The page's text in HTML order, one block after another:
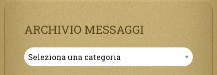
ARCHIVIO MESSAGGI
Archivio
Messaggi